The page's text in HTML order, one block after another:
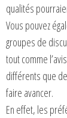
qualités
Vous pouvez
groupes de
tout comme
différents que
faire avancer.
En effet, les